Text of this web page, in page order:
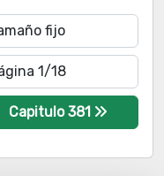
Capitulo 381